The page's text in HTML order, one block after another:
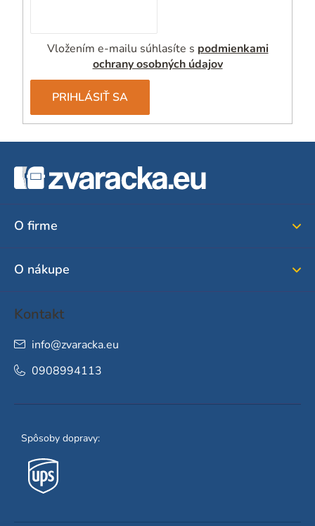
Vložením e-mailu súhlasíte s podmienkami
ochrany osobných údajov
PRIHLÁSIŤ SA
O firme
O nákupe
Kontakt
info@zvaracka.eu
0908994113
Spôsoby dopravy: